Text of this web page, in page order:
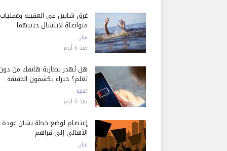
غرق شابين في العقيبة وعمليات
متواصلة لانتشال جثتيهما
لبنان
منذ 6 أيام
هل تُهدر بطارية هاتفك من
تعلم؟ خبراء يكشفون الحقيقة
تقنية
منذ 6 أيام
إعتصام لوضع خطة بشأن عودة
الأهالي إلى قراهم
لبنان